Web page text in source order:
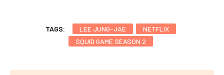
TAGS: LEE JUNG-JAE
NETFLIX
SQUID GAME SEASON 2